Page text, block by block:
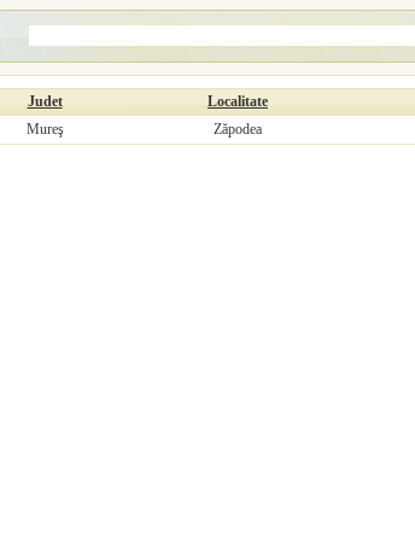
Judet Localitate
Mureş
Zăpodea